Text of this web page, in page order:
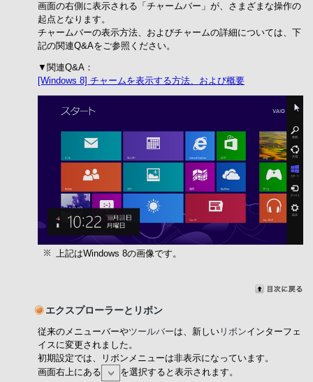
画面の右側に表示される「チャームバー」が、さまざまな操作の
起点となります。
チャームバーの表示方法、およびチャームの詳細については、下
記の関連Q&Aをご参照ください。
▼関連Q&A：
[Windows 8] チャームを表示する方法、および概要
上記はWindows 8の画像です。
エクスプローラーとリボン
従来のメニューバーやツールバーは、新しい リボンインターフェ
イスに変更されました。
初期設定では、リボンメニューは非表示になっています。
画面右上にある
を選択すると表示されます。